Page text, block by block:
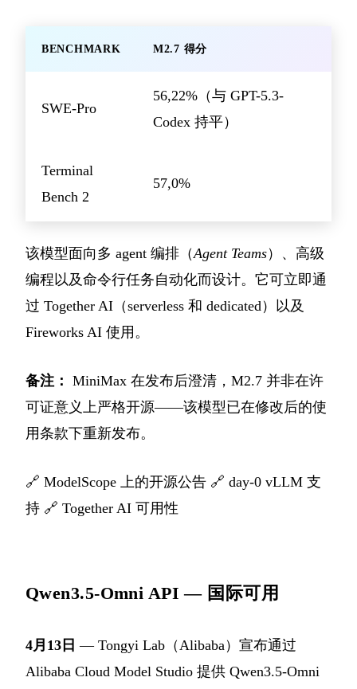
BENCHMARK M2.7 得分
SWE-Pro
56,22%（与 GPT-5.3-
Codex 持平）
Terminal
Bench 2
57,0%
该模型面向多 agent 编排（Agent Teams）、高级
编程以及命令行任务自动化而设计。它可立即通
过 Together AI（serverless 和 dedicated）以及
Fireworks AI 使用。
备注： MiniMax 在发布后澄清，M2.7 并非在许
可证意义上严格开源——该模型已在修改后的使
用条款下重新发布。
🔗 ModelScope 上的开源公告 🔗 day-0 vLLM 支
持 🔗 Together AI 可用性
Qwen3.5-Omni API — 国际可用
4月13日 — Tongyi Lab（Alibaba）宣布通过
Alibaba Cloud Model Studio 提供 Qwen3.5-Omni